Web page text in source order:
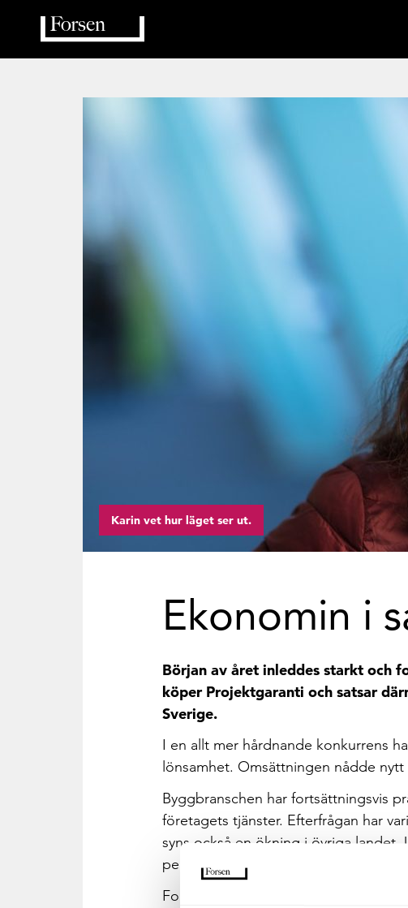
Karin vet hur läget ser ut.
Ekonomin i
Början av året inleddes starkt och
köper Projektgaranti och satsar
Sverige.
I en allt mer hårdnande konkurrens
lönsamhet. Omsättningen nådde
Byggbranschen har fortsättningsvis
företagets tjänster. Efterfrågan har
syns också en ökning i övriga landet.
personal och kompetens i Göteborg.
Forsens kundundersökningar visar